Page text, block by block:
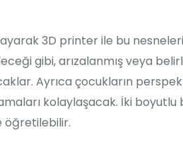
3D printer ile bu nesnelerin
gibi, arızalanmış veya
Ayrıca çocukların
kolaylaşacak. İki boyutlu
öğretilebilir.